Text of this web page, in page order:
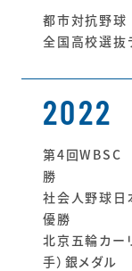
都市対抗野
全国高校選
2022
第4回WBSC
勝
社会人野球
優勝
北京五輪カー
手）銀メダル